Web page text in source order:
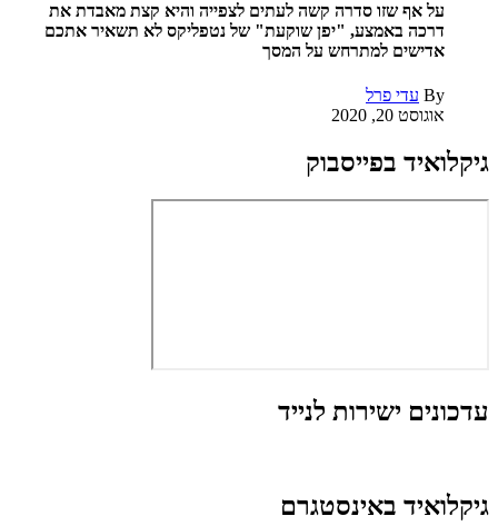
על אף שזו סדרה קשה לעתים לצפייה והיא קצת מאבדת את
דרכה באמצע, "יפן שוקעת" של נטפליקס לא תשאיר אתכם
אדישים למתרחש על המסך
By עדי פרל
אוגוסט 20, 2020
גיקלואיד בפייסבוק
עדכונים ישירות לנייד
גיקלואיד באינסטגרם